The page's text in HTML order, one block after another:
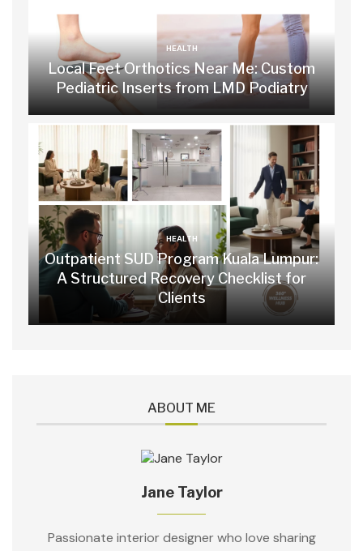
HEALTH
Local Feet Orthotics Near Me: Custom
Pediatric Inserts from LMD Podiatry
HEALTH
Outpatient SUD Program Kuala Lumpur:
A Structured Recovery Checklist for
Clients
ABOUT ME
Jane Taylor
Passionate interior designer who love sharing